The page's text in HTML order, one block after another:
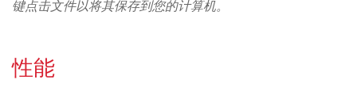
键点击文件以将其保存到您的计算机。
性能